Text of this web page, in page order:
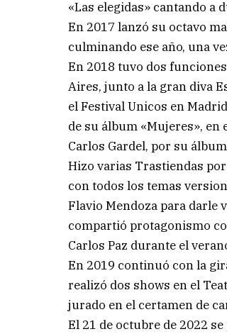
«Las elegidas» cantando a
En 2017 lanzó su octavo
culminando ese año, una
En 2018 tuvo dos
Aires, junto a la gran diva
el Festival Unicos en
de su álbum «Mujeres», en
Carlos Gardel, por su
Hizo varias Trastiendas
con todos los temas
Flavio Mendoza para darle
compartió protagonismo
Carlos Paz durante el
En 2019 continuó con la
realizó dos shows en el
jurado en el certamen de
El 21 de octubre de 2022